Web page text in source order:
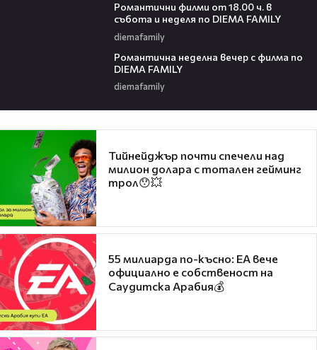
Романтични филми от 18.00 ч. в
събота и неделя по DIEMA FAMILY
diemafamily
Романтичнa неделна вечер с филма по
DIEMA FAMILY
diemafamily
Тийнейджър почти спечели над
милион долара с тотален гейминг
трол😯💥
55 милиарда по-късно: EA вече
официално е собственост на
Саудитска Арабия💰